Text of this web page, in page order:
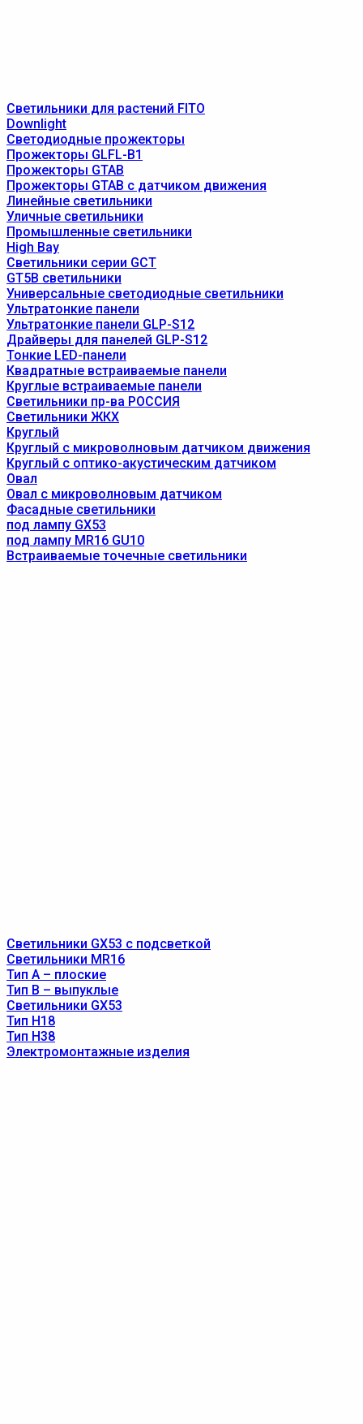
Светильники для растений FITO
Downlight
Светодиодные прожекторы
Прожекторы GLFL-B1
Прожекторы GTAB
Прожекторы GTAB с датчиком движения
Линейные светильники
Уличные светильники
Промышленные светильники
High Bay
Светильники серии GCT
GT5B светильники
Универсальные светодиодные светильники
Ультратонкие панели
Ультратонкие панели GLP-S12
Драйверы для панелей GLP-S12
Тонкие LED-панели
Квадратные встраиваемые панели
Круглые встраиваемые панели
Светильники пр-ва РОССИЯ
Светильники ЖКХ
Круглый
Круглый с микроволновым датчиком движения
Круглый с оптико-акустическим датчиком
Овал
Овал с микроволновым датчиком
Фасадные светильники
под лампу GX53
под лампу MR16 GU10
Встраиваемые точечные светильники
Светильники GX53 с подсветкой
Светильники MR16
Тип A – плоские
Тип B – выпуклые
Светильники GX53
Тип Н18
Тип Н38
Электромонтажные изделия